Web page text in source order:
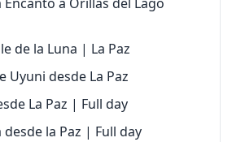
de la Luna | La Paz
Uyuni desde La Paz
La Paz | Full day
desde la Paz | Full day